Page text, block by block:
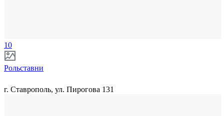
10
Рольставни
г. Ставрополь, ул. Пирогова 131